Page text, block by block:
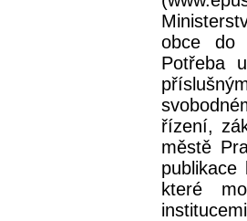
obce do
Potřeba
řízení,
městě
které